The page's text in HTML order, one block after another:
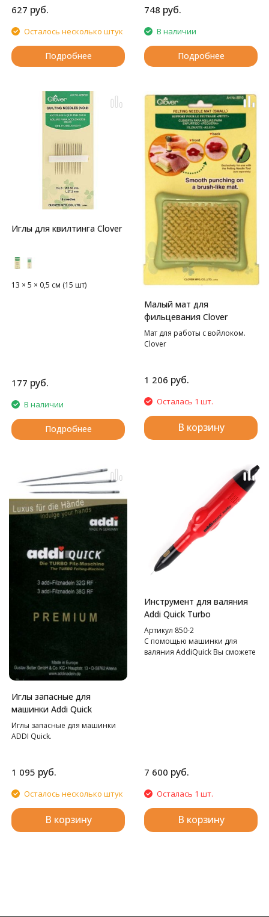
627 руб.
Осталось несколько штук
Подробнее
748 руб.
В наличии
Подробнее
Иглы для квилтинга Clover
13 × 5 × 0,5 см (15 шт)
177 руб.
В наличии
Подробнее
Малый мат для
фильцевания Clover
Мат для работы с войлоком.
Clover
1 206 руб.
Осталась 1 шт.
В корзину
Иглы запасные для
машинки Addi Quick
Иглы запасные для машинки
ADDI Quick.
1 095 руб.
Осталось несколько штук
В корзину
Инструмент для валяния
Addi Quick Turbo
Артикул 850-2
С помощью машинки для
валяния AddiQuick Вы сможете
7 600 руб.
Осталась 1 шт.
В корзину